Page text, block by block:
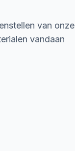
van onze
vandaan